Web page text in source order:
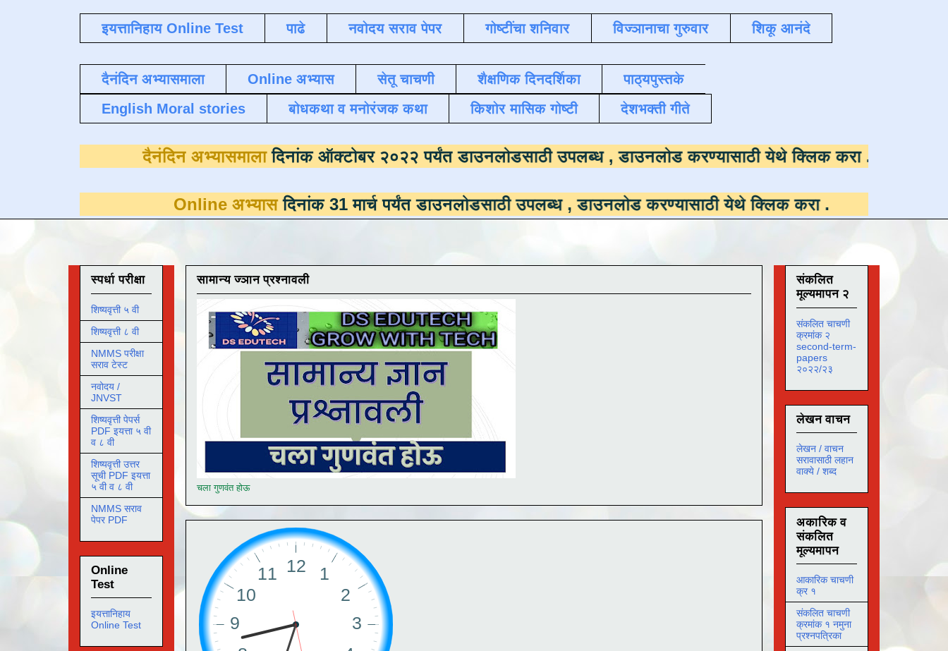
इयत्तानिहाय Online Test पाढे नवोदय सराव पेपर गोष्टींचा शनिवार विज्ञानाचा गुरुवार शिकू आनंदे
दैनंदिन अभ्यासमाला Online अभ्यास सेतू चाचणी शैक्षणिक दिनदर्शिका
पाठ्यपुस्तके
English Moral stories
बोधकथा व मनोरंजक कथा किशोर मासिक गोष्टी देशभक्ती गीते
दैनंदिन अभ्यासमालादिनांक ऑक्टोबर २०२२ पर्यंत डाउनलोडसाठी उपलब्ध ,डाउनलोड करण्यासाठी येथे क्लिक करा
Online अभ्यासदिनांक 31 मार्च पर्यंत डाउनलोडसाठी उपलब्ध ,डाउनलोड करण्यासाठी येथे क्लिक करा.
सामान्य ज्ञान प्रश्नावली
चला गुणवंत होऊ
स्पर्धा परीक्षा
शिष्यवृत्ती ५ वी
शिष्यवृत्ती ८ वी
NMMS परीक्षा
सराव टेस्ट
नवोदय /
JNVST
शिष्यवृत्ती पेपर्स
PDF इयत्ता ५ वी
व ८ वी
शिष्यवृत्ती उत्तर
सूची PDF इयत्ता
५ वी व ८ वी
NMMS सराव
पेपर PDF
Online
Test
इयत्तानिहाय
Online Test
संकलित
मूल्यमापन २
संकलित चाचणी
क्रमांक २
second-term-
papers
२०२२/२३
लेखन वाचन
लेखन / वाचन
सरावासाठी लहान
वाक्ये / शब्द
अकारिक व
संकलित
मूल्यमापन
आकारिक चाचणी
क्र १
संकलित चाचणी
क्रमांक १ नमुना
प्रश्नपत्रिका